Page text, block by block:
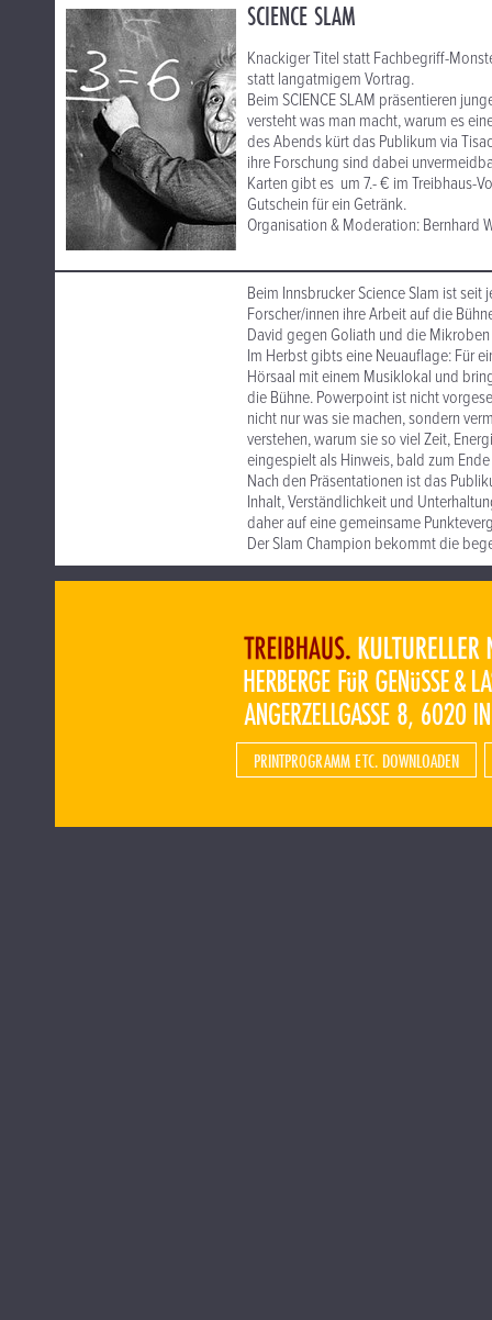
SCIENCE SLAM
Knackiger Titel statt Fachbegriff-
statt langatmigem Vortrag.
Beim SCIENCE SLAM präsentieren
versteht was man macht, warum es
des Abends kürt das Publikum via
ihre Forschung sind dabei
Karten gibt es um 7.- € im Treibhaus-
Gutschein für ein Getränk.
Organisation & Moderation: Bernhard
Beim Innsbrucker Science Slam ist
Forscher/innen ihre Arbeit auf die
David gegen Goliath und die
Im Herbst gibts eine Neuauflage: Für
Hörsaal mit einem Musiklokal und
die Bühne. Powerpoint ist nicht
nicht nur was sie machen, sondern
verstehen, warum sie so viel Zeit,
eingespielt als Hinweis, bald zum
Nach den Präsentationen ist das
Inhalt, Verständlichkeit und
daher auf eine gemeinsame
Der Slam Champion bekommt die
PRINTPROGRAMM ETC. DOWNLOADEN